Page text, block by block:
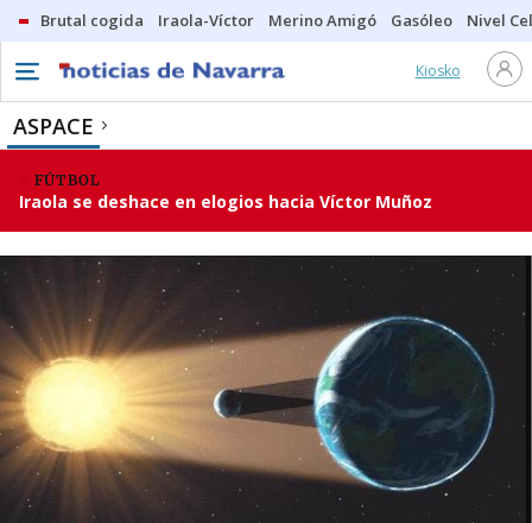
Brutal cogida Iraola-Víctor Merino Amigó Gasóleo Nivel
Kiosko
ASPACE
FÚTBOL
Iraola se deshace en elogios hacia Víctor Muñoz